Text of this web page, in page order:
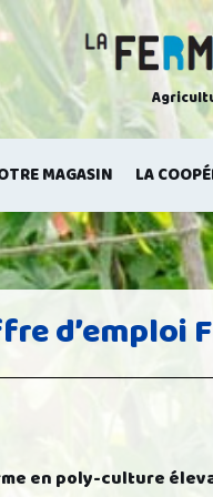
MAGASIN LA
d’emploi
en poly-culture